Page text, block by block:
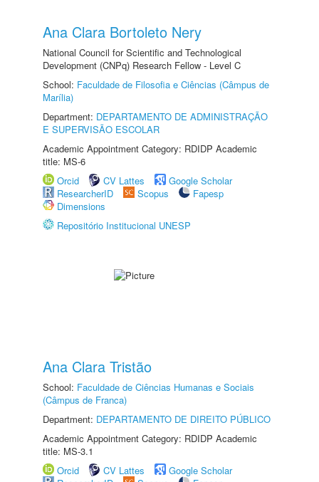
Ana Clara Bortoleto Nery
National Council for Scientific and Technological
Development (CNPq) Research Fellow - Level C
School: Faculdade de Filosofia e Ciências (Câmpus de
Marília)
Department: DEPARTAMENTO DE ADMINISTRAÇÃO
E SUPERVISÃO ESCOLAR
Academic Appointment Category: RDIDP Academic
title: MS-6
Orcid
CV Lattes
Google Scholar
ResearcherID
Scopus
Fapesp
Dimensions
Repositório Institucional UNESP
Ana Clara Tristão
School: Faculdade de Ciências Humanas e Sociais
(Câmpus de Franca)
Department: DEPARTAMENTO DE DIREITO PÚBLICO
Academic Appointment Category: RDIDP Academic
title: MS-3.1
Orcid
CV Lattes
Google Scholar